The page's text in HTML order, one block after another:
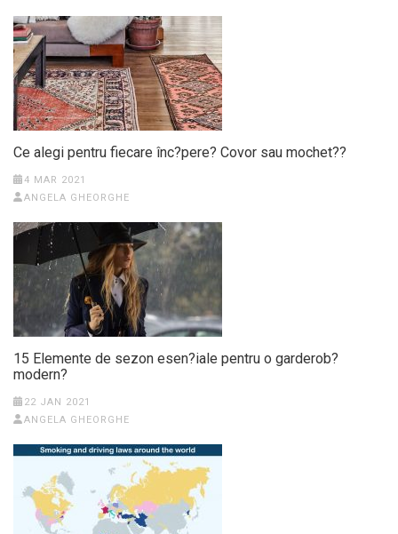
Ce alegi pentru fiecare înc?pere? Covor sau mochet??
4 MAR 2021
ANGELA GHEORGHE
15 Elemente de sezon esen?iale pentru o garderob?
modern?
22 JAN 2021
ANGELA GHEORGHE